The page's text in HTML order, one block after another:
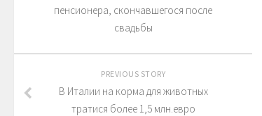
пенсионера, скончавшегося после
свадьбы
PREVIOUS STORY
В Италии на корма для животных
тратися более 1,5 млн.евро